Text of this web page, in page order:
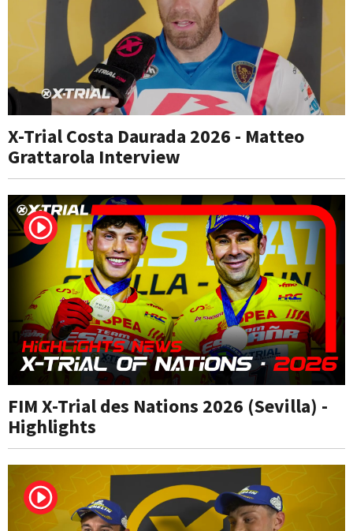
X-Trial Costa Daurada 2026 - Matteo
Grattarola Interview
FIM X-Trial des Nations 2026 (Sevilla) -
Highlights